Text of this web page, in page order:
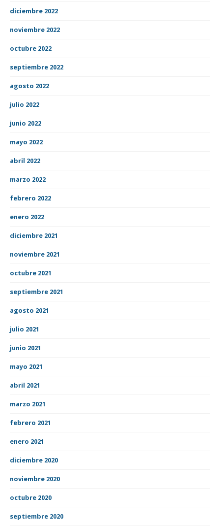
diciembre 2022
noviembre 2022
octubre 2022
septiembre 2022
agosto 2022
julio 2022
junio 2022
mayo 2022
abril 2022
marzo 2022
febrero 2022
enero 2022
diciembre 2021
noviembre 2021
octubre 2021
septiembre 2021
agosto 2021
julio 2021
junio 2021
mayo 2021
abril 2021
marzo 2021
febrero 2021
enero 2021
diciembre 2020
noviembre 2020
octubre 2020
septiembre 2020